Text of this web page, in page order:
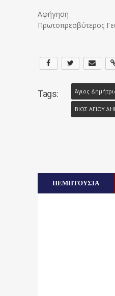
Αφήγηση
Πρωτοπρεσβύτερος
Tags: Άγιος
ΒΙΟΣ ΑΓΙΟΥ
ΠΕΜΠΤΟΥΣΙΑ